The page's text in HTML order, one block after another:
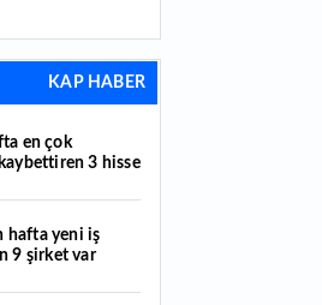
sağladık"KAP HABER
en çok
3 hisse
hafta yeni iş
9 şirket var